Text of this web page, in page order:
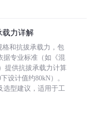
载力详解
格和抗拔承载力，包
据专业标准（如《混
提供抗拔承载力计算
设计值约80kN）。
选型建议，适用于工